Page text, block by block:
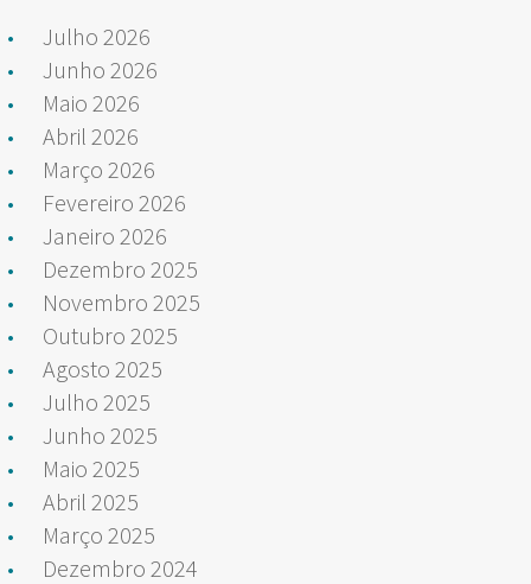
Julho 2026
Junho 2026
Maio 2026
Abril 2026
Março 2026
Fevereiro 2026
Janeiro 2026
Dezembro 2025
Novembro 2025
Outubro 2025
Agosto 2025
Julho 2025
Junho 2025
Maio 2025
Abril 2025
Março 2025
Dezembro 2024